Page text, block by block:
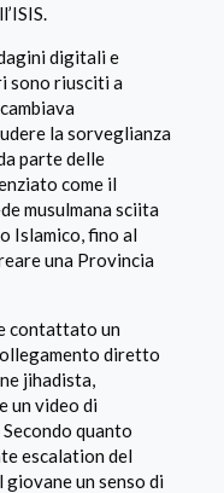
digitali e
sono riusciti a
la sorveglianza
parte delle
come il
musulmana sciita
Islamico, fino al
una Provincia
contattato un
diretto
jihadista,
un video di
quanto
escalation del
un senso di